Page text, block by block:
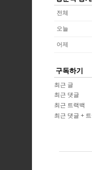
전체
오늘
어제
구독하기
최근 글
최근 댓글
최근 트랙백
최근 댓글 +